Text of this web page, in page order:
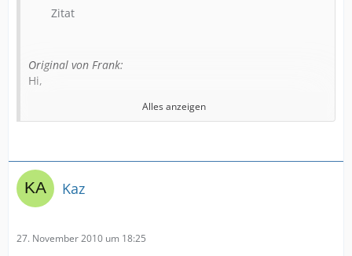
Zitat
Original von Frank:
Hi,
hab hier einen neuen Fan! Er sucht einen leicht
\"DS\" und \"CS\" hat er, da isses aber nicht
drauf............... :d_gutefrage:
Alles anzeigen
Kaz
27. November 2010 um 18:25